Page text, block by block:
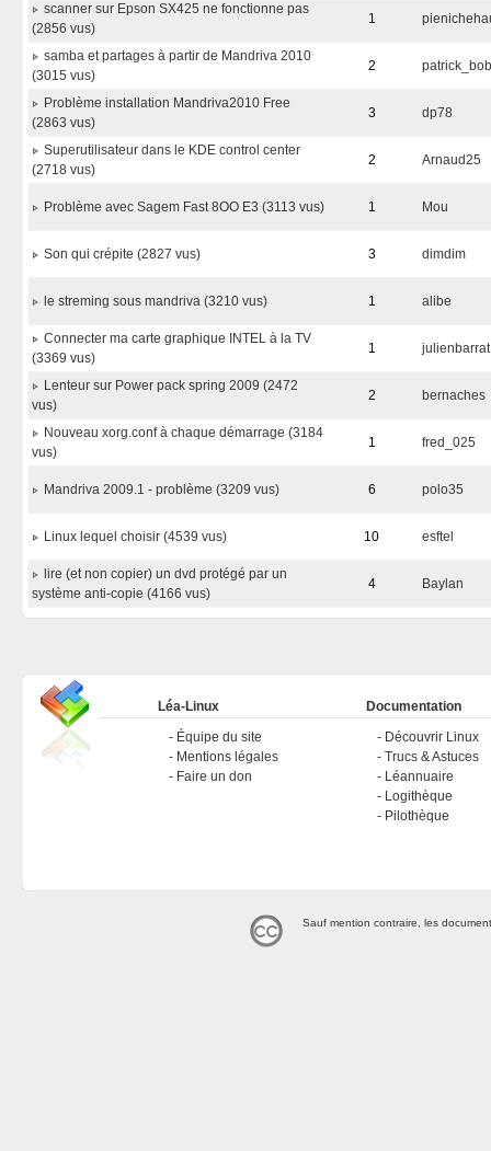
scanner sur Epson SX425 ne fonctionne pas
(2856 vus)
1
samba et partages à partir de Mandriva 2010
(3015 vus)
2
Problème installation Mandriva2010 Free
(2863 vus)
3 dp78
Superutilisateur dans le KDE control center
(2718 vus)
2 Arnaud25
Problème avec Sagem Fast 8OO E3 (3113 vus) 1 Mou
Son qui crépite (2827 vus) 3 dimdim
le streming sous mandriva (3210 vus) 1 alibe
Connecter ma carte graphique INTEL à la TV
(3369 vus)
1 julienbarrat
Lenteur sur Power pack spring 2009 (2472
vus)
2 bernaches
Nouveau xorg.conf à chaque démarrage (3184
vus)
1 fred_025
Mandriva 2009.1 - problème (3209 vus) 6 polo35
Linux lequel choisir (4539 vus) 10 esftel
lire (et non copier) un dvd protégé par un
système anti-copie (4166 vus)
4 Baylan
Léa-Linux
Équipe du site
Mentions légales
Faire un don
Documentation
Découvrir Linux
Trucs & Astuces
Léannuaire
Logithèque
Pilothèque
Sauf mention contraire, les